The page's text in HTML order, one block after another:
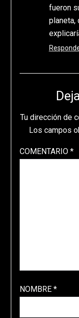
fueron
planeta,
Tu dirección de
Los campos
COMENTARIO *
NOMBRE *